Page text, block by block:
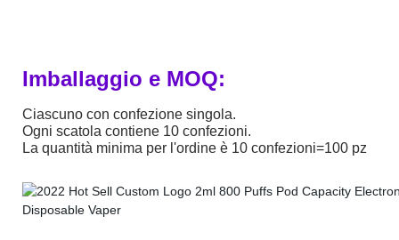
Imballaggio e MOQ:
Ciascuno con confezione singola.
Ogni scatola contiene 10 confezioni.
La quantità minima per l'ordine è 10 confezioni=100 pz